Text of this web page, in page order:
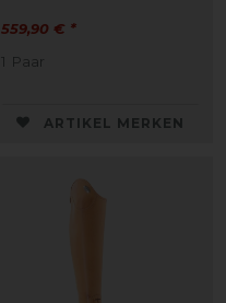
559,90 € *
1 Paar
ARTIKEL MERKEN